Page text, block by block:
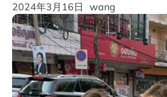
2024年3月16日 wang